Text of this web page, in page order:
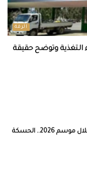
الرقة
وتوضح حقيقة
قفزة في إنتاج القمح السوري خلال موسم 2026.. الحسكة